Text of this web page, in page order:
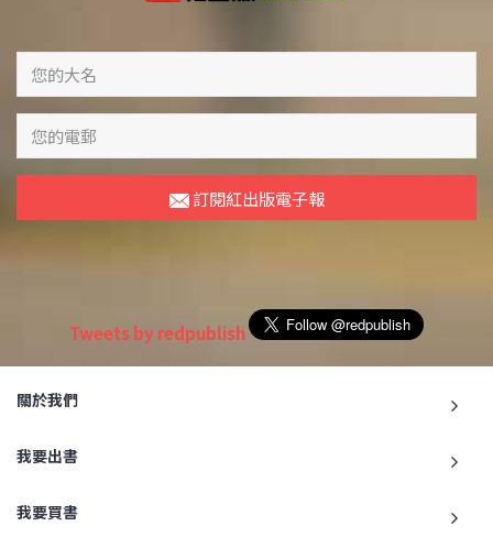
訂閱紅出版電子報
Tweets by redpublish
關於我們
我要出書
我要買書